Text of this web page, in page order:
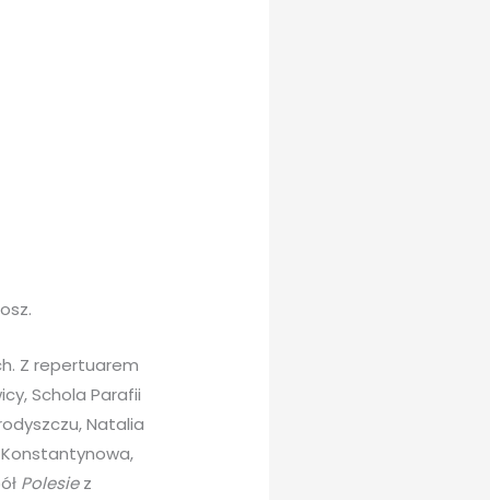
Z repertuarem
Schola Parafii
Natalia
Polesiez